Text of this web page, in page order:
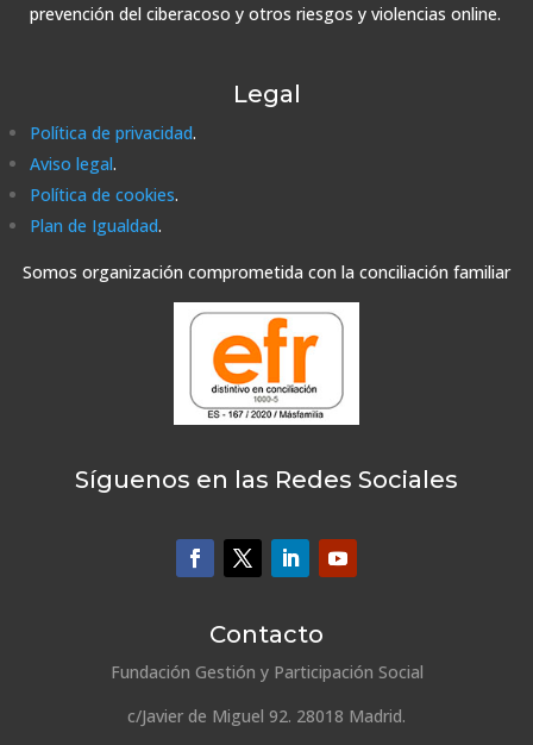
prevención del ciberacoso y otros riesgos y violencias online.
Legal
Política de privacidad.
Aviso legal.
Política de cookies.
Plan de Igualdad.
Somos organización comprometida con la conciliación familiar
Síguenos en las Redes Sociales
Contacto
Fundación Gestión y Participación Social
c/Javier de Miguel 92. 28018 Madrid.